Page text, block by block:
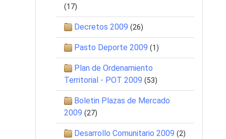
(17)
Decretos 2009 (26)
Pasto Deporte 2009 (1)
Plan de Ordenamiento
Territorial - POT 2009 (53)
Boletin Plazas de Mercado
2009 (27)
Desarrollo Comunitario 2009 (2)